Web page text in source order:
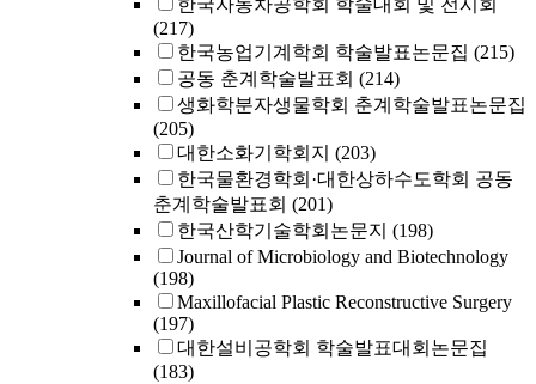
한국자동차공학회 학술대회 및 전시회
(217)
한국농업기계학회 학술발표논문집 (215)
공동 춘계학술발표회 (214)
생화학분자생물학회 춘계학술발표논문집
(205)
대한소화기학회지 (203)
한국물환경학회·대한상하수도학회 공동
춘계학술발표회 (201)
한국산학기술학회논문지 (198)
Journal of Microbiology and Biotechnology
(198)
Maxillofacial Plastic Reconstructive Surgery
(197)
대한설비공학회 학술발표대회논문집
(183)